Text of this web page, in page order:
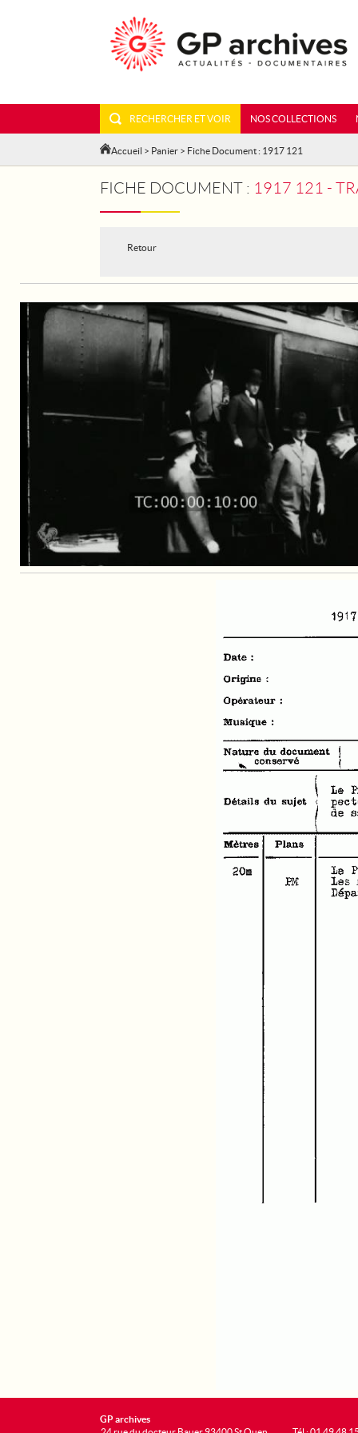
RECHERCHER ET VOIR NOS COLLECTIONS
Accueil > Panier > Fiche Document : 1917 121
FICHE DOCUMENT : 1917 121 -
Retour
GP archives